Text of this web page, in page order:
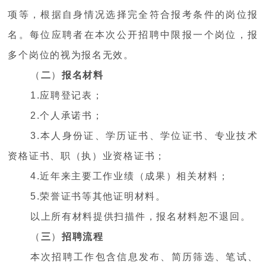
项等，根据自身情况选择完全符合报考条件的岗位报
名。每位应聘者在本次公开招聘中限报一个岗位，报
多个岗位的视为报名无效。
（ 二） 报名材料
1.应聘登记表；
2.个人承诺书；
3.本人身份证、学历证书、学位证书、专业技术
资格证书、职（执）业资格证书；
4.近年来主要工作业绩（成果）相关材料；
5.荣誉证书等其他证明材料。
以上所有材料提供扫描件，报名材料恕不退回。
（ 三 ） 招聘流程
本次招聘工作包含信息发布、简历筛选、笔试、